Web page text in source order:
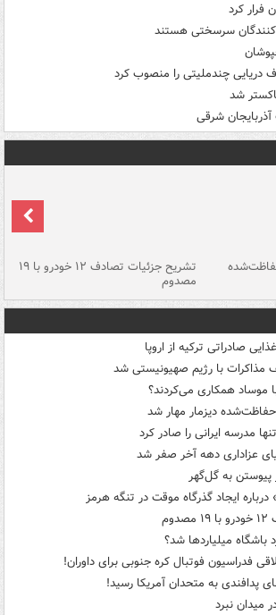
کرد
سرسختی هستند
دریایی چندملیتی را منصوب کرد
آذربایجان شرقی
تشریح جزئیات تصادف ۱۲ خودرو با ۱۹
مصدوم
صادراتی ترکیه از اروپا
مذاکرات با رژیم صهیونیستی شد
موساد همکاری می‌کردند؟
دیزمار مهار شد
مدرسه ایرانی را صادر کرد
عزاداری دهه آخر صفر شد
پیوستن به گل‌گهر
ایجاد گذرگاه موقت در تنگه هرمز
باشگاه میلیاردها شد؟
فدراسیون فوتبال کره جنوبی برای داوران!
پدافندی به متحدان آمریکا رسید!
میدان نبرد